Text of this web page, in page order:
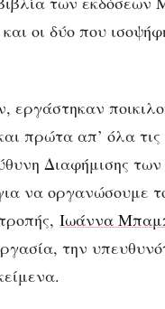
οι δύο που
εργάστηκαν
απ’ όλα τις
Διαφήμισης των
να οργανώσουμε
Ιωάννα
την